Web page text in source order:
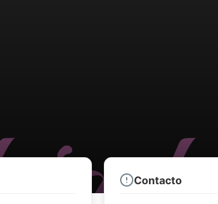
Contacto